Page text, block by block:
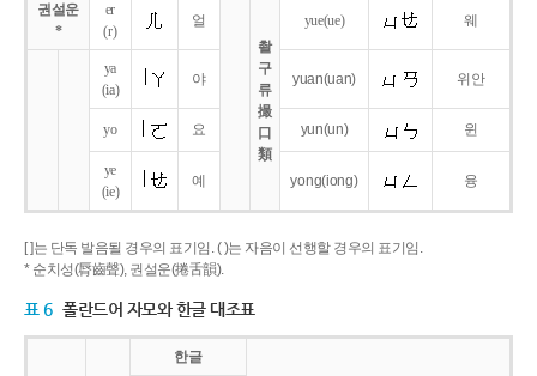
권설운
*
er
(r)
얼
촬
구
류
撮
口
類
yue(ue) 웨
ya
(ia)
야 yuan(uan) 위안
yo 요 yun(un) 윈
ye
(ie)
예 yong(iong) 융
[ ]는 단독 발음될 경우의 표기임. ( )는 자음이 선행할 경우의 표기임.
* 순치성(脣齒聲), 권설운(捲舌韻).
표 6 폴란드어 자모와 한글 대조표
한글